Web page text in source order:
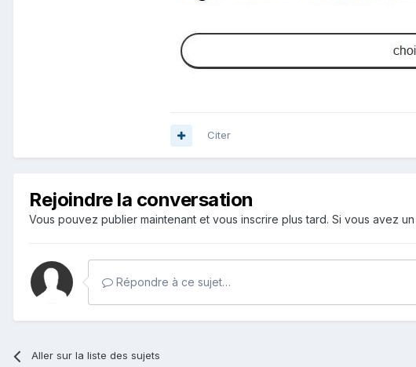
Citer
Rejoindre la conversation
Vous pouvez publier maintenant et vous inscrire plus tard. Si vous avez un
Répondre à ce sujet…
Aller sur la liste des sujets